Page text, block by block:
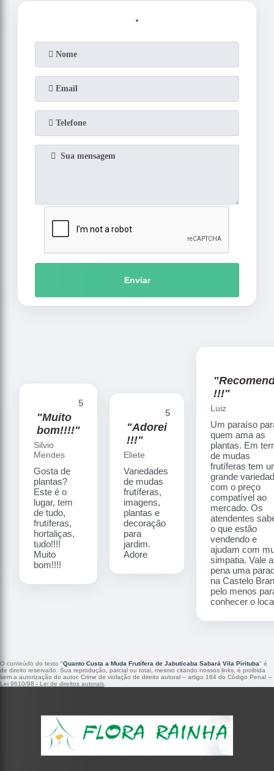
.
Enviar
5
"Muito
bom!!!!"
Silvio
Mendes
Gosta de
plantas?
Este é o
lugar, tem
de tudo,
frutíferas,
hortaliças,
tudo!!!!
Muito
bom!!!!
5
"Adorei
!!!"
Eliete
Variedades
de mudas
frutíferas,
imagens,
plantas e
decoração
para
jardim.
Adore
!!!"
Luiz
Um paraíso
quem ama as
plantas. Em
de mudas
frutíferas tem
grande
com o preço
compatível ao
mercado. Os
atendentes
o que estão
vendendo e
ajudam com
simpatia. Vale a
pena uma
na Castelo
pelo menos
conhecer o
O conteúdo do texto "Quanto Custa a Muda Frutífera de Jabuticaba Sabará Vila Pirituba" é
de direito reservado. Sua reprodução, parcial ou total, mesmo citando nossos links, é proibida
sem a autorização do autor. Crime de violação de direito autoral – artigo 184 do Código Penal –
Lei 9610/98 - Lei de direitos autorais